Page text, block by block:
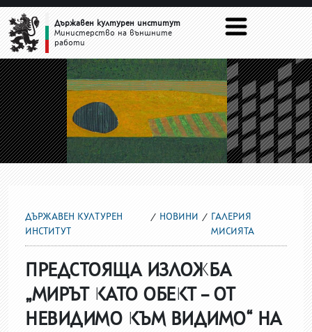
ГАЛЕРИЯ МИСИЯТА
Държавен културен институт
Министерство на външните
работи
ДЪРЖАВЕН КУЛТУРЕН
ИНСТИТУТ
НОВИНИ
ГАЛЕРИЯ
МИСИЯТА
ПРЕДСТОЯЩА ИЗЛОЖБА
„МИРЪТ КАТО ОБЕКТ – ОТ
НЕВИДИМО КЪМ ВИДИМО“ НА